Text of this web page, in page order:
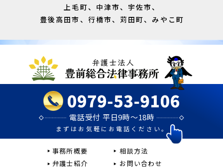
上毛町、中津市、宇佐市、
豊後高田市、行橋市、苅田町、みやこ町
電話受付 平日9時～18時
まずはお気軽にお電話ください。
相談方法
お問い合わせ
事務所概要
弁護士紹介